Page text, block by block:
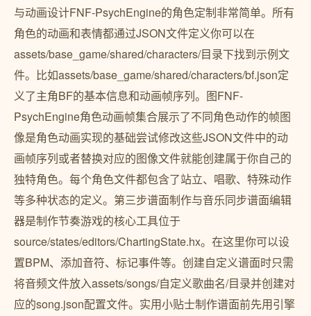
与动画设计FNF-PsychEngine的角色定制非常简单。所有
角色的动画和表情都通过JSON文件定义你可以在
assets/base_game/shared/characters/目录下找到示例文
件。比如assets/base_game/shared/characters/bf.json定
义了主角BF的基本信息和动画帧序列。图FNF-
PsychEngine角色动画帧集合展示了不同角色动作的帧图
像是角色动画实现的基础尝试修改这些JSON文件中的动
画帧序列或者替换对应的图像文件就能创建属于你自己的
独特角色。每个角色文件都包含了站立、唱歌、特殊动作
等多种状态的定义。第三步谱面制作与音乐同步谱面编辑
器是制作节奏游戏的核心工具位于
source/states/editors/ChartingState.hx。在这里你可以设
置BPM、添加音符、标记事件等。创建自定义谱面时只需
将音频文件放入assets/songs/自定义歌曲名/目录并创建对
应的song.json配置文件。实用小贴士制作谱面前先用引擎